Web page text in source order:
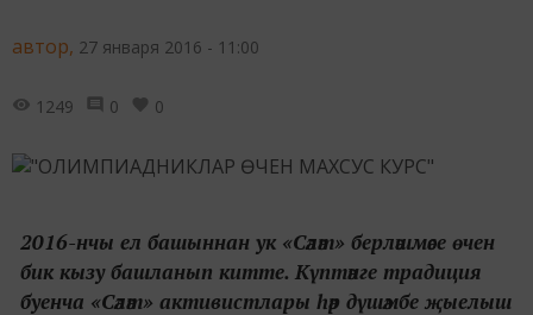
автор, 27 января 2016 - 11:00
1249 0 0
2016-нчы ел башыннан ук «Сәләт» берләшмәсе өчен
бик кызу башланып китте. Күптәнге традиция
буенча «Сәләт» активистлары һәр дүшәмбе җыелыш